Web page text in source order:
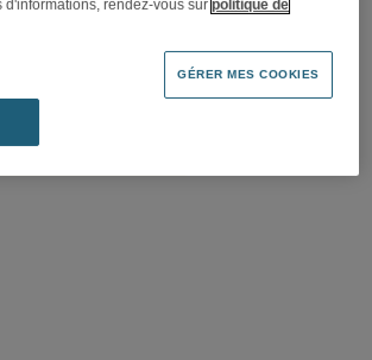
rémunération
(PDF 51,5 Ko)
d'informations, rendez-vous surpolitique de
GÉRER MES COOKIES